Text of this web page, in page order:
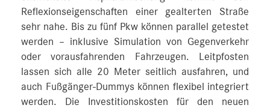
Reflexionseigenschaften einer gealterten Straße
sehr nahe. Bis zu fünf Pkw können parallel getestet
werden – inklusive Simulation von Gegenverkehr
oder vorausfahrenden Fahrzeugen. Leitpfosten
lassen sich alle 20 Meter seitlich ausfahren, und
auch Fußgänger-Dummys können flexibel integriert
werden. Die Investitionskosten für den neuen